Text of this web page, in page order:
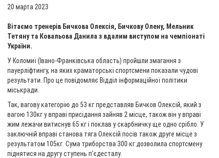
20 марта 2023
Вітаємо тренерів Бичкова Олексія, Бичкову Олену, Мельник
Тетяну та Ковальова Данила з вдалим виступом на чемпіонаті
України.
У Коломиї (Івано-Франківська область) пройшли змагання з
пауерліфтингу, на яких краматорські спортсмени показали чудові
результати. Про це повідомляє Відділ інформаційної політики
міськради.
Так, вагову категорію до 53 кг представляв Бичков Олексій, який з
вагою 130кг у вправі присідання зайняв 2 місце, також він у вправі
жим лежачи витиснув 65 кг і поклав у скарбничку ще одно срібло. У
заключній вправі станова тяга Олексій посів також друге місце з
результатом 105кг. Сума триборства 300 кг дозволила спортсмену
піднятися на другу ступень п’єдесталу.